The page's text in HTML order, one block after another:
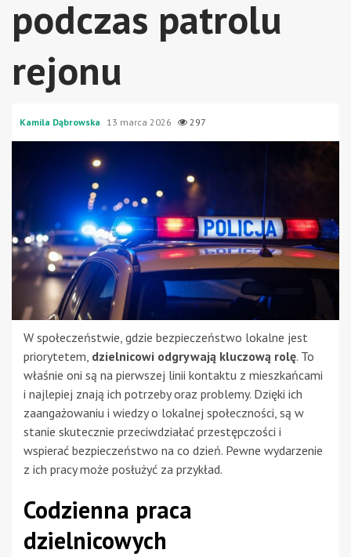
podczas patrolu
rejonu
Kamila Dąbrowska 13 marca 2026 297
W społeczeństwie, gdzie bezpieczeństwo lokalne jest
priorytetem, dzielnicowi odgrywają kluczową rolę. To
właśnie oni są na pierwszej linii kontaktu z mieszkańcami
i najlepiej znają ich potrzeby oraz problemy. Dzięki ich
zaangażowaniu i wiedzy o lokalnej społeczności, są w
stanie skutecznie przeciwdziałać przestępczości i
wspierać bezpieczeństwo na co dzień. Pewne wydarzenie
z ich pracy może posłużyć za przykład.
Codzienna praca
dzielnicowych